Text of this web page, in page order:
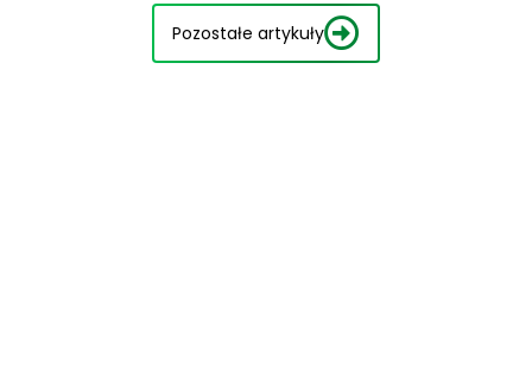
Pozostałe artykuły